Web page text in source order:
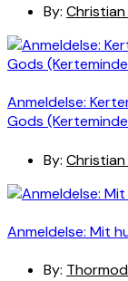
By:
Anmeldelse:
Gods
By:
Anmeldelse: Mit
By: